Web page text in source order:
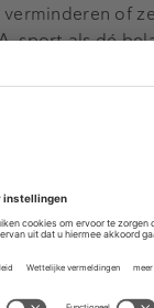
of
sport als dé
Benelux-tak
is de
op het
Een goede
klanten om
“Due
de value-
aanNIS2 of
keuzes t.a.v,